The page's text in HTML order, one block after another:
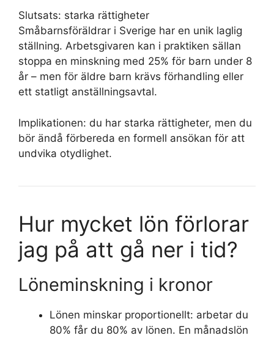
Slutsats: starka rättigheter
Småbarnsföräldrar i Sverige har en unik laglig
ställning. Arbetsgivaren kan i praktiken sällan
stoppa en minskning med 25% för barn under 8
år – men för äldre barn krävs förhandling eller
ett statligt anställningsavtal.
Implikationen: du har starka rättigheter, men du
bör ändå förbereda en formell ansökan för att
undvika otydlighet.
Hur mycket lön förlorar
jag på att gå ner i tid?
Löneminskning i kronor
Lönen minskar proportionellt: arbetar du
80% får du 80% av lönen. En månadslön